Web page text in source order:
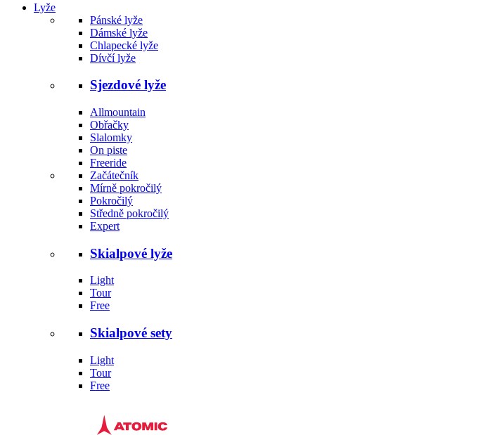
Lyže
Pánské lyže
Dámské lyže
Chlapecké lyže
Dívčí lyže
Sjezdové lyže
Allmountain
Obřačky
Slalomky
On piste
Freeride
Začátečník
Mírně pokročilý
Pokročilý
Středně pokročilý
Expert
Skialpové lyže
Light
Tour
Free
Skialpové sety
Light
Tour
Free